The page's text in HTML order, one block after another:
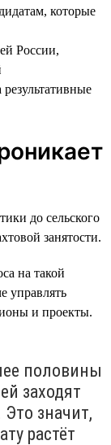
которые
России,
до сельского
занятости.
на такой
управлять
и проекты.
половины
заходят
значит,
растёт